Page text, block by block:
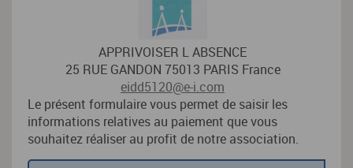
APPRIVOISER L ABSENCE
25 RUE GANDON 75013 PARIS France
eidd5120@e-i.com
Le présent formulaire vous permet de saisir les
informations relatives au paiement que vous
souhaitez réaliser au profit de notre association.